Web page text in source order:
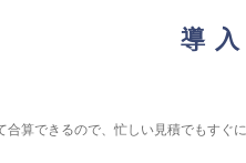
導
合算できるので、忙しい見積でもすぐ